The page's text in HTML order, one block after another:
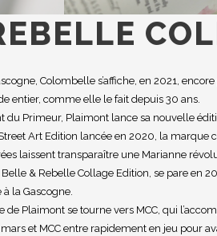
Colombelle s’affiche, en 2021,
entier, comme elle le fait depuis 30 ans.
Primeur, Plaimont lance sa nouvelle
Art Edition lancée en 2020, la marque
laissent transparaître une Marianne
& Rebelle Collage Edition, se pare en
la Gascogne.
de Plaimont se tourne vers MCC, qui
et MCC entre rapidement en jeu pour